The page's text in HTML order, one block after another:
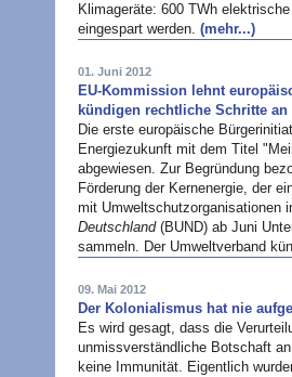
Klimageräte: 600 TWh
eingespart werden. (mehr...)
01. Juni 2012
EU-Kommission lehnt
kündigen rechtliche Schritte an
Die erste europäische
Energiezukunft mit dem Titel
abgewiesen. Zur Begründung
Förderung der Kernenergie, der
mit Umweltschutzorganisationen
Deutschland(BUND) ab Juni
sammeln. Der Umweltverband
09. Mai 2012
Der Kolonialismus hat nie
Es wird gesagt, dass die
unmissverständliche Botschaft
keine Immunität. Eigentlich